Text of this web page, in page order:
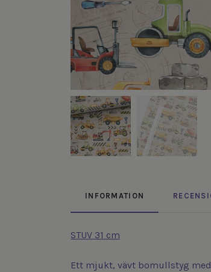
INFORMATION
STUV 31 cm
Ett mjukt, vävt bomullstyg